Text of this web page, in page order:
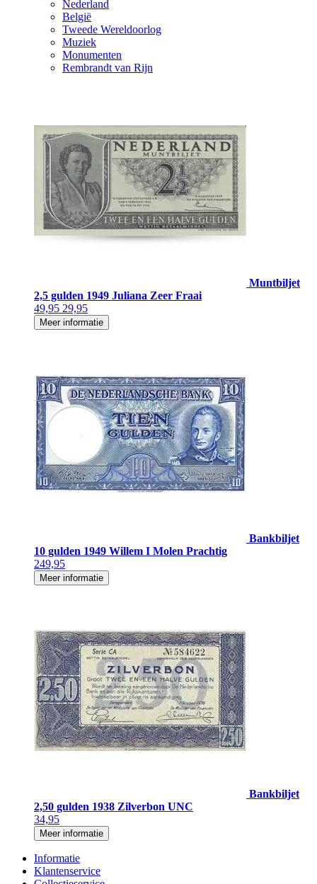
Nederland
België
Tweede Wereldoorlog
Muziek
Monumenten
Rembrandt van Rijn
Muntbiljet
2,5 gulden 1949 Juliana Zeer Fraai
49,95 29,95
Meer informatie
Bankbiljet
10 gulden 1949 Willem I Molen Prachtig
249,95
Meer informatie
Bankbiljet
2,50 gulden 1938 Zilverbon UNC
34,95
Meer informatie
Informatie
Klantenservice